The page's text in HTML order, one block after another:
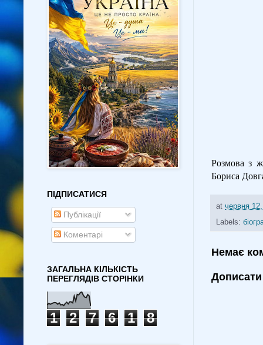
Розмова з
Бориса
at червня
Labels:
Немає
ПІДПИСАТИСЯ
Публікації
Коментарі
ЗАГАЛЬНА КІЛЬКІСТЬ
ПЕРЕГЛЯДІВ СТОРІНКИ
1 2 7 6 1 8